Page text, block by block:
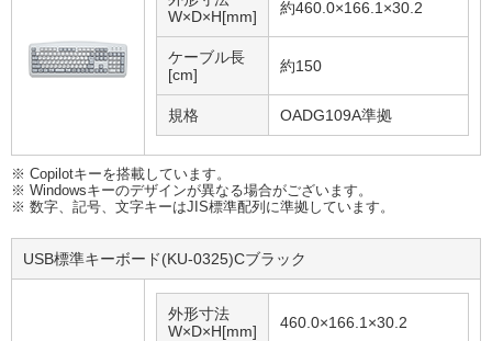
W×D×H[mm]
約460.0×166.1×30.2
ケーブル長
[cm]
約150
規格 OADG109A準拠
※ Copilotキーを搭載しています。
※ Windowsキーのデザインが異なる場合がございます。
※ 数字、記号、文字キーはJIS標準配列に準拠しています。
USB標準キーボード(KU-0325)Cブラック
外形寸法
W×D×H[mm]
460.0×166.1×30.2